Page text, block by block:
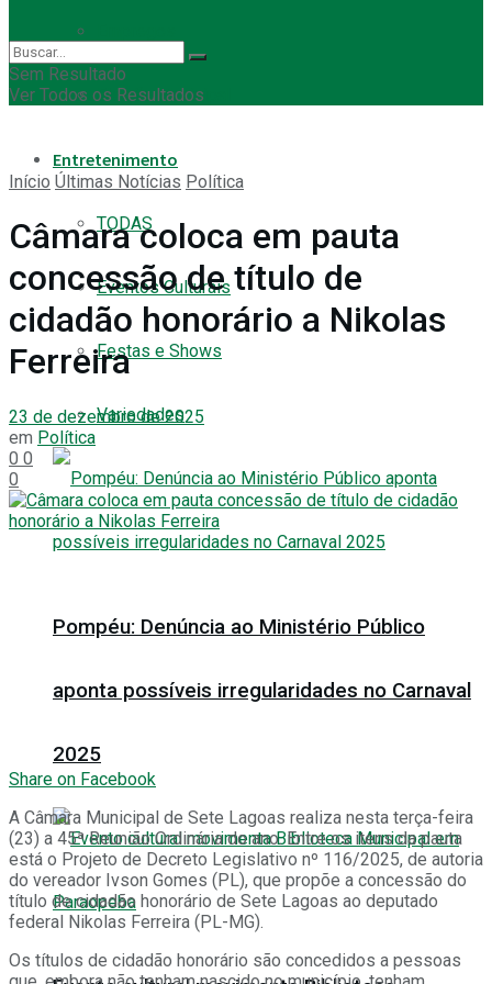
Eleição Municipal
Entretenimento
TODAS
Eventos Culturais
Festas e Shows
Variedades
Pompéu: Denúncia ao Ministério Público
aponta possíveis irregularidades no Carnaval
2025
Sem Resultado
Ver Todos os Resultados
Início Últimas Notícias Política
Câmara coloca em pauta
concessão de título de
cidadão honorário a Nikolas
Ferreira
23 de dezembro de 2025
em Política
0 0
0
Share on Facebook
A Câmara Municipal de Sete Lagoas realiza nesta terça-feira
(23) a 45ª Reunião Ordinária do ano. Entre os itens da pauta
está o Projeto de Decreto Legislativo nº 116/2025, de autoria
do vereador Ivson Gomes (PL), que propõe a concessão do
título de cidadão honorário de Sete Lagoas ao deputado
federal Nikolas Ferreira (PL-MG).
Os títulos de cidadão honorário são concedidos a pessoas